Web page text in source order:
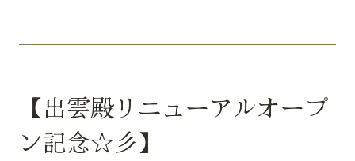
【出雲殿リニューアルオープ
ン記念☆彡】